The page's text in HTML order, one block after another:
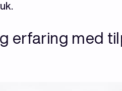
erfaring med